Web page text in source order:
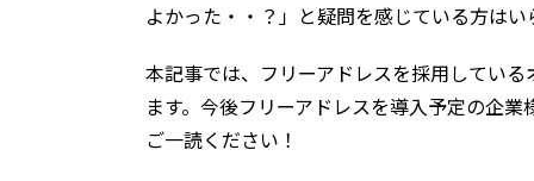
よかった・・？」と疑問を感じている方は
本記事では、フリーアドレスを採用してい
ます。今後フリーアドレスを導入予定の企
ご一読ください！